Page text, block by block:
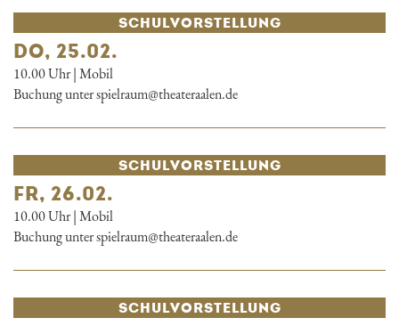
SCHUL­VORSTELLUNG
DO, 25.02.
10.00 Uhr | Mobil
Buchung unter spielraum@theateraalen.de
SCHUL­VORSTELLUNG
FR, 26.02.
10.00 Uhr | Mobil
Buchung unter spielraum@theateraalen.de
SCHUL­VORSTELLUNG